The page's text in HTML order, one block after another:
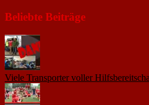
Beliebte Beiträge
Viele Transporter voller